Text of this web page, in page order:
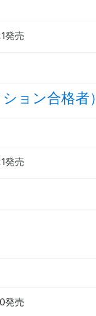
発売
ョン合格者）
発売
発売